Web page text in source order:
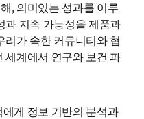
, 의미있는 성과를 이루
과 지속 가능성을 제품과
리가 속한 커뮤니티와 협
in new tab/window
세계에서 연구와 보건 파
게 정보 기반의 분석과